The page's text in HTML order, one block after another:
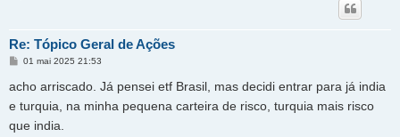
Re: Tópico Geral de Ações
M
n
s
a
e
01 mai 2025 21:53
acho arriscado. Já pensei etf Brasil, mas decidi entrar para já india
e turquia, na minha pequena carteira de risco, turquia mais risco
que india.